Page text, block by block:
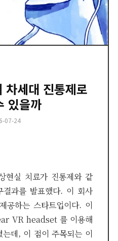
차세대 진통제로
있을까
07-24
실 치료가 진통제와 같
과를 발표했다. 이 회사
공하는 스타트업이다. 이
VR headset 를 이용해
데, 이 점이 주목되는 이